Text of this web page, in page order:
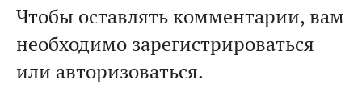
Чтобы оставлять комментарии, вам
необходимо зарегистрироваться
или авторизоваться.